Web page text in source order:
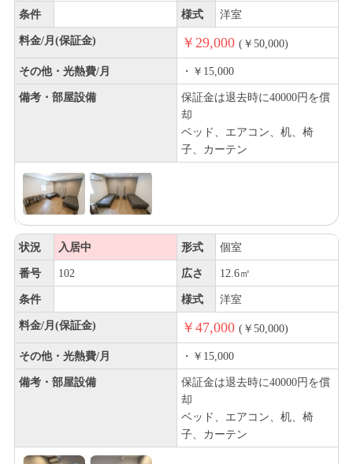
条件 様式 洋室
料金/月(保証金) ￥29,000 (￥50,000)
その他・光熱費/月 ・￥15,000
備考・部屋設備
保証金は退去時に40000円を償
却
ベッド、エアコン、机、椅
子、カーテン
状況 入居中 形式 個室
番号 102 広さ 12.6㎡
条件 様式 洋室
料金/月(保証金) ￥47,000 (￥50,000)
その他・光熱費/月 ・￥15,000
備考・部屋設備
保証金は退去時に40000円を償
却
ベッド、エアコン、机、椅
子、カーテン